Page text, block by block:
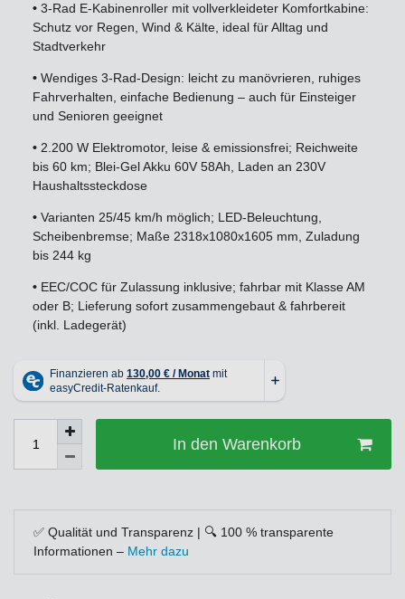
• 3-Rad E-Kabinenroller mit vollverkleideter Komfortkabine:
Schutz vor Regen, Wind & Kälte, ideal für Alltag und
Stadtverkehr
• Wendiges 3-Rad-Design: leicht zu manövrieren, ruhiges
Fahrverhalten, einfache Bedienung – auch für Einsteiger
und Senioren geeignet
• 2.200 W Elektromotor, leise & emissionsfrei; Reichweite
bis 60 km; Blei-Gel Akku 60V 58Ah, Laden an 230V
Haushaltssteckdose
• Varianten 25/45 km/h möglich; LED-Beleuchtung,
Scheibenbremse; Maße 2318x1080x1605 mm, Zuladung
bis 244 kg
• EEC/COC für Zulassung inklusive; fahrbar mit Klasse AM
oder B; Lieferung sofort zusammengebaut & fahrbereit
(inkl. Ladegerät)
In den Warenkorb
✅ Qualität und Transparenz | 🔍 100 % transparente
Informationen – Mehr dazu